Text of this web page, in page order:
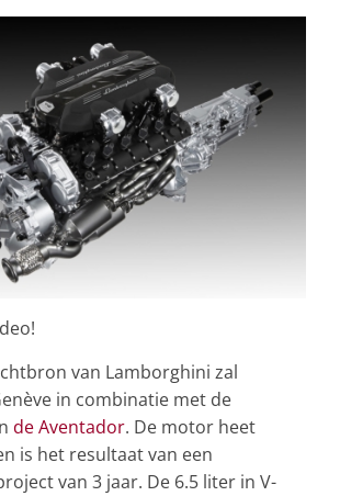
van Lamborghini zal
in combinatie met de
de Aventador. De motor heet
is het resultaat van een
van 3 jaar. De 6.5 liter in V-